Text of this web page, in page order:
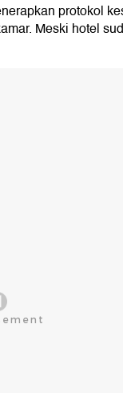
protokol
Meski hotel